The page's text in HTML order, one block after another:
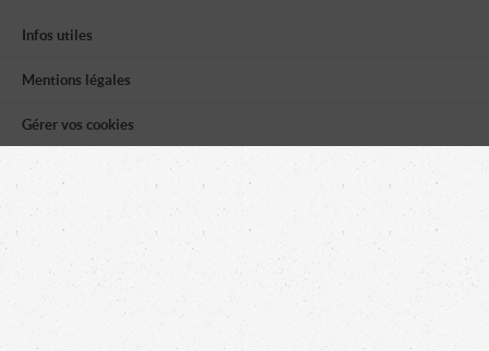
Infos utiles
Mentions légales
Gérer vos cookies